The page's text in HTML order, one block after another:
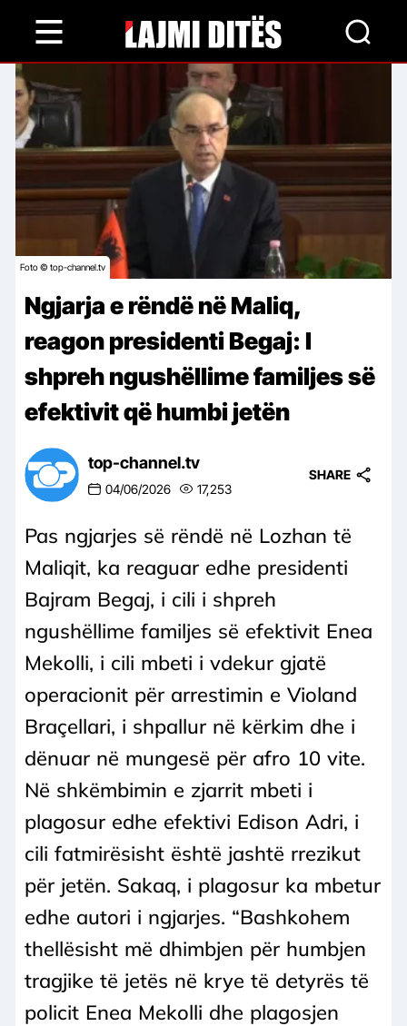
content
Foto © top-channel.tv
Ngjarja e rëndë në Maliq,
reagon presidenti Begaj: I
shpreh ngushëllime familjes së
efektivit që humbi jetën
top-channel.tv
04/06/2026 17,253
SHARE
Pas ngjarjes së rëndë në Lozhan të
Maliqit, ka reaguar edhe presidenti
Bajram Begaj, i cili i shpreh
ngushëllime familjes së efektivit Enea
Mekolli, i cili mbeti i vdekur gjatë
operacionit për arrestimin e Violand
Braçellari, i shpallur në kërkim dhe i
dënuar në mungesë për afro 10 vite.
Në shkëmbimin e zjarrit mbeti i
plagosur edhe efektivi Edison Adri, i
cili fatmirësisht është jashtë rrezikut
për jetën. Sakaq, i plagosur ka mbetur
edhe autori i ngjarjes. “Bashkohem
thellësisht më dhimbjen për humbjen
tragjike të jetës në krye të detyrës të
policit Enea Mekolli dhe plagosjen